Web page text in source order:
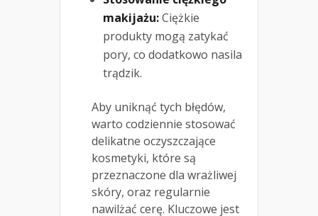
makijażu:Ciężkie
produkty mogą zatykać
pory, co dodatkowo nasila
trądzik.
Aby uniknąć tych błędów,
warto codziennie stosować
delikatne oczyszczające
kosmetyki, które są
przeznaczone dla wrażliwej
skóry, oraz regularnie
nawilżać cerę. Kluczowe jest